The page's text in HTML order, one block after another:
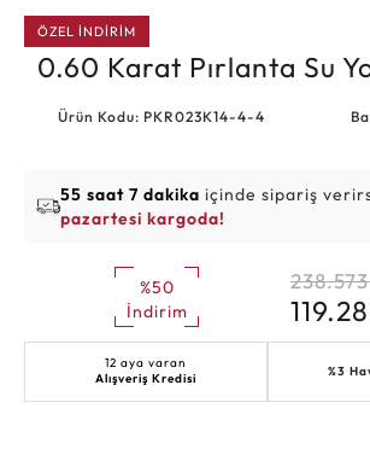
ÖZEL İNDİRİM
0.60 Karat Pırlanta Su
Ürün Kodu: PKR023K14-4-4
55 saat 7 dakika içinde sipariş
pazartesi kargoda!
%50
İndirim
238.573
12 aya varan
Alışveriş Kredisi
%3